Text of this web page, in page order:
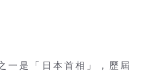
一是「日本首相」，歷屆